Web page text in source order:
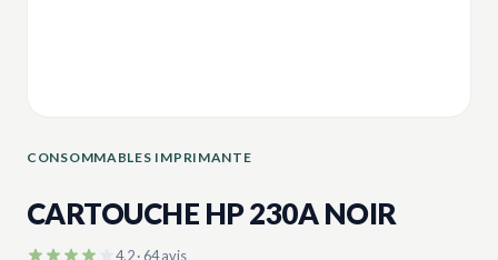
CONSOMMABLES IMPRIMANTE
CARTOUCHE HP 230A NOIR
4.2 · 64 avis